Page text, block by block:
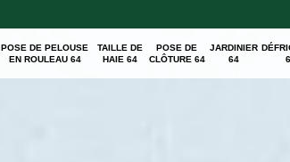
POSE DE PELOUSE
EN ROULEAU 64
TAILLE DE
HAIE 64
POSE DE
CLÔTURE 64
JARDINIER
64